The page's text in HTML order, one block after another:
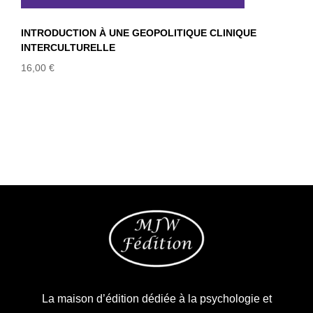
INTRODUCTION À UNE GEOPOLITIQUE CLINIQUE
INTERCULTURELLE
16,00 €
La maison d’édition dédiée à la psychologie et